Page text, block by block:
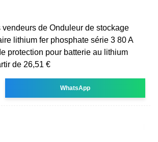
de Onduleur de stockage
lithium fer phosphate série 3 80 A
protection pour batterie au lithium
de 26,51 €
WhatsApp